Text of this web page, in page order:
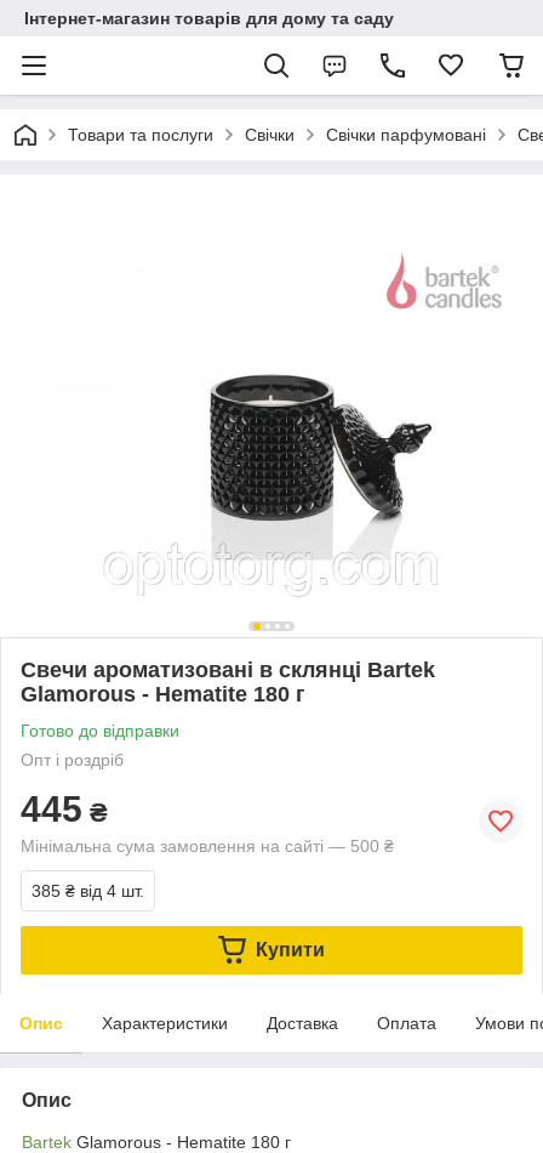
Інтернет-магазин товарів для дому та саду
Товари та послуги Свічки Свічки парфумовані
Свечи ароматизовані в склянці Bartek
Glamorous - Hematite 180 г
Готово до відправки
Опт і роздріб
445 ₴
Мінімальна сума замовлення на сайті — 500 ₴
385 ₴ від 4 шт.
Купити
Опис Характеристики Доставка Оплата Умови
Опис
Bartek Glamorous - Hematite 180 г